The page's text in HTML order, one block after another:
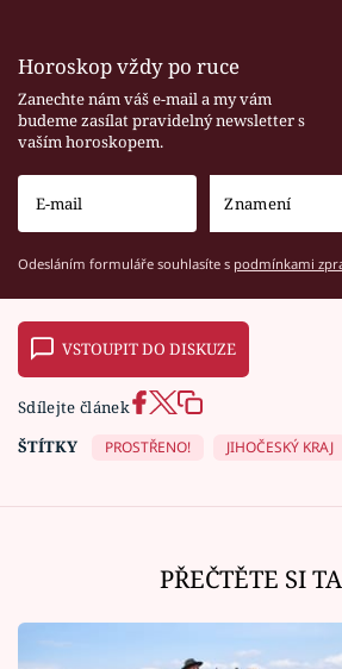
Horoskop vždy po ruce
Zanechte nám váš e-mail a my vám
budeme zasílat pravidelný newsletter s
vaším horoskopem.
Odesláním formuláře souhlasíte s podmínkami
VSTOUPIT DO DISKUZE
Sdílejte článek
ŠTÍTKY
PROSTŘENO! JIHOČESKÝ KRAJ
PŘEČTĚTE SI